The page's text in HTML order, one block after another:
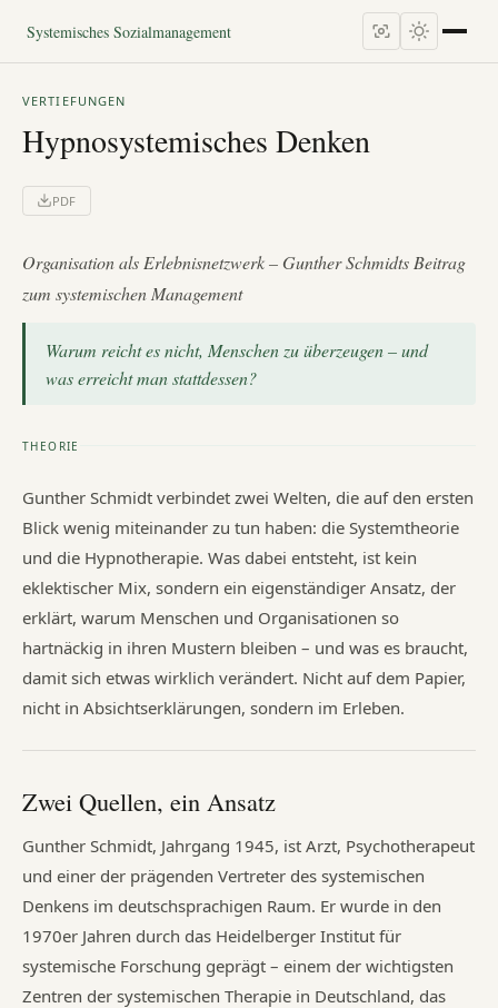
Systemisches Sozialmanagement
VERTIEFUNGEN
Hypnosystemisches Denken
PDF
Organisation als Erlebnisnetzwerk – Gunther Schmidts Beitrag
zum systemischen Management
Warum reicht es nicht, Menschen zu überzeugen – und
was erreicht man stattdessen?
THEORIE
Gunther Schmidt verbindet zwei Welten, die auf den ersten
Blick wenig miteinander zu tun haben: die Systemtheorie
und die Hypnotherapie. Was dabei entsteht, ist kein
eklektischer Mix, sondern ein eigenständiger Ansatz, der
erklärt, warum Menschen und Organisationen so
hartnäckig in ihren Mustern bleiben – und was es braucht,
damit sich etwas wirklich verändert. Nicht auf dem Papier,
nicht in Absichtserklärungen, sondern im Erleben.
Zwei Quellen, ein Ansatz
Gunther Schmidt, Jahrgang 1945, ist Arzt, Psychotherapeut
und einer der prägenden Vertreter des systemischen
Denkens im deutschsprachigen Raum. Er wurde in den
1970er Jahren durch das Heidelberger Institut für
systemische Forschung geprägt – einem der wichtigsten
Zentren der systemischen Therapie in Deutschland, das